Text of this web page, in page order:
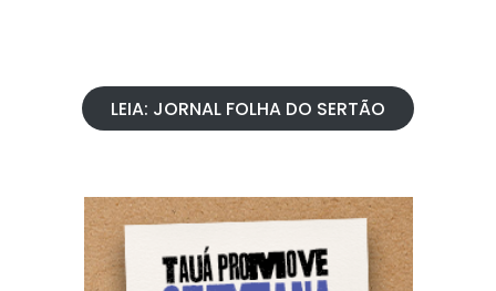
LEIA: JORNAL FOLHA DO SERTÃO